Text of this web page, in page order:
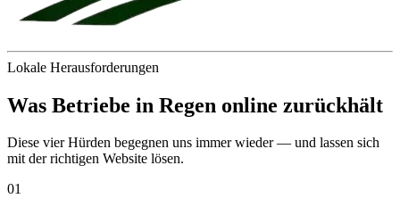
Lokale Herausforderungen
Was Betriebe in Regen online zurückhält
Diese vier Hürden begegnen uns immer wieder — und lassen sich
mit der richtigen Website lösen.
01